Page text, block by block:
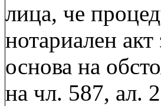
лица, че
нотариален
основа на
на чл. 587, ал.